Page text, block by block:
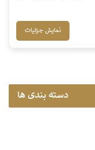
نمایش جزئیات
دسته بندی ها